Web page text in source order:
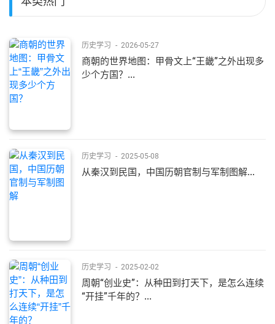
历史学习 - 2026-05-27
商朝的世界地图：甲骨文上“王畿”之外出现多
少个方国？...
历史学习 - 2025-05-08
从秦汉到民国，中国历朝官制与军制图解...
历史学习 - 2025-02-02
周朝“创业史”：从种田到打天下，是怎么连续
“开挂”千年的？...